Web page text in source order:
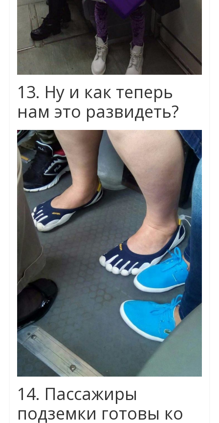
13. Ну и как теперь
нам это развидеть?
14. Пассажиры
подземки готовы ко